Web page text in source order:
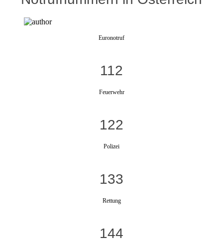
Euronotruf
112
Feuerwehr
122
Polizei
133
Rettung
144